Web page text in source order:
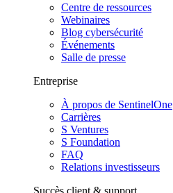
Centre de ressources
Webinaires
Blog cybersécurité
Événements
Salle de presse
Entreprise
À propos de SentinelOne
Carrières
S Ventures
S Foundation
FAQ
Relations investisseurs
Succès client & support